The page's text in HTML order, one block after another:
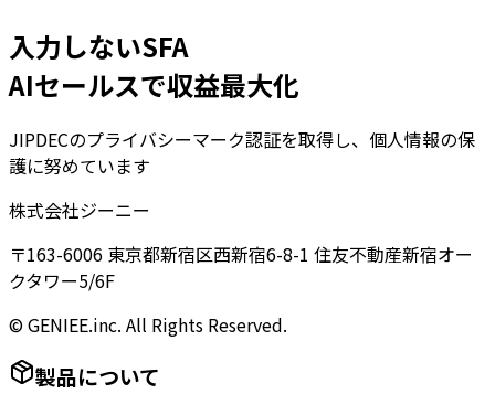
入力しないSFA
AIセールスで収益最大化
JIPDECのプライバシーマーク認証を取得し、個人情報の保
護に努めています
株式会社ジーニー
〒163-6006 東京都新宿区西新宿6-8-1 住友不動産新宿オー
クタワー5/6F
© GENIEE.inc. All Rights Reserved.
製品について